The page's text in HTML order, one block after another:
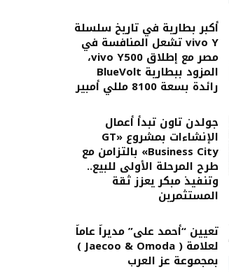
أكبر بطارية في تاريخ سلسلة
vivo Y تشعل المنافسة في
مصر مع إطلاق vivo Y500،
المزود ببطارية BlueVolt
رائدة بسعة 8100 مللي أمبير
جولدن تاون تبدأ أعمال
الإنشاءات بمشروع «GT
Business City» بالتزامن مع
طرح المرحلة الأولى للبيع..
وتنفيذ مبكر يعزز ثقة
المستثمرين
تعيين “أحمد على” مديراً عاماً
لعلامة ( Jaecoo & Omoda )
بمجموعة عز العرب